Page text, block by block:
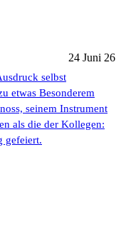
24 Juni 26
selbst
etwas Besonderem
seinem Instrument
als die der Kollegen:
gefeiert.